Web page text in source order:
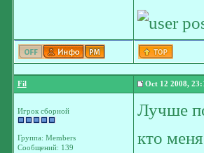
Fil Oct 12 2008,
Игрок сборной
Группа: Members
Сообщений: 139
Лучше
кто